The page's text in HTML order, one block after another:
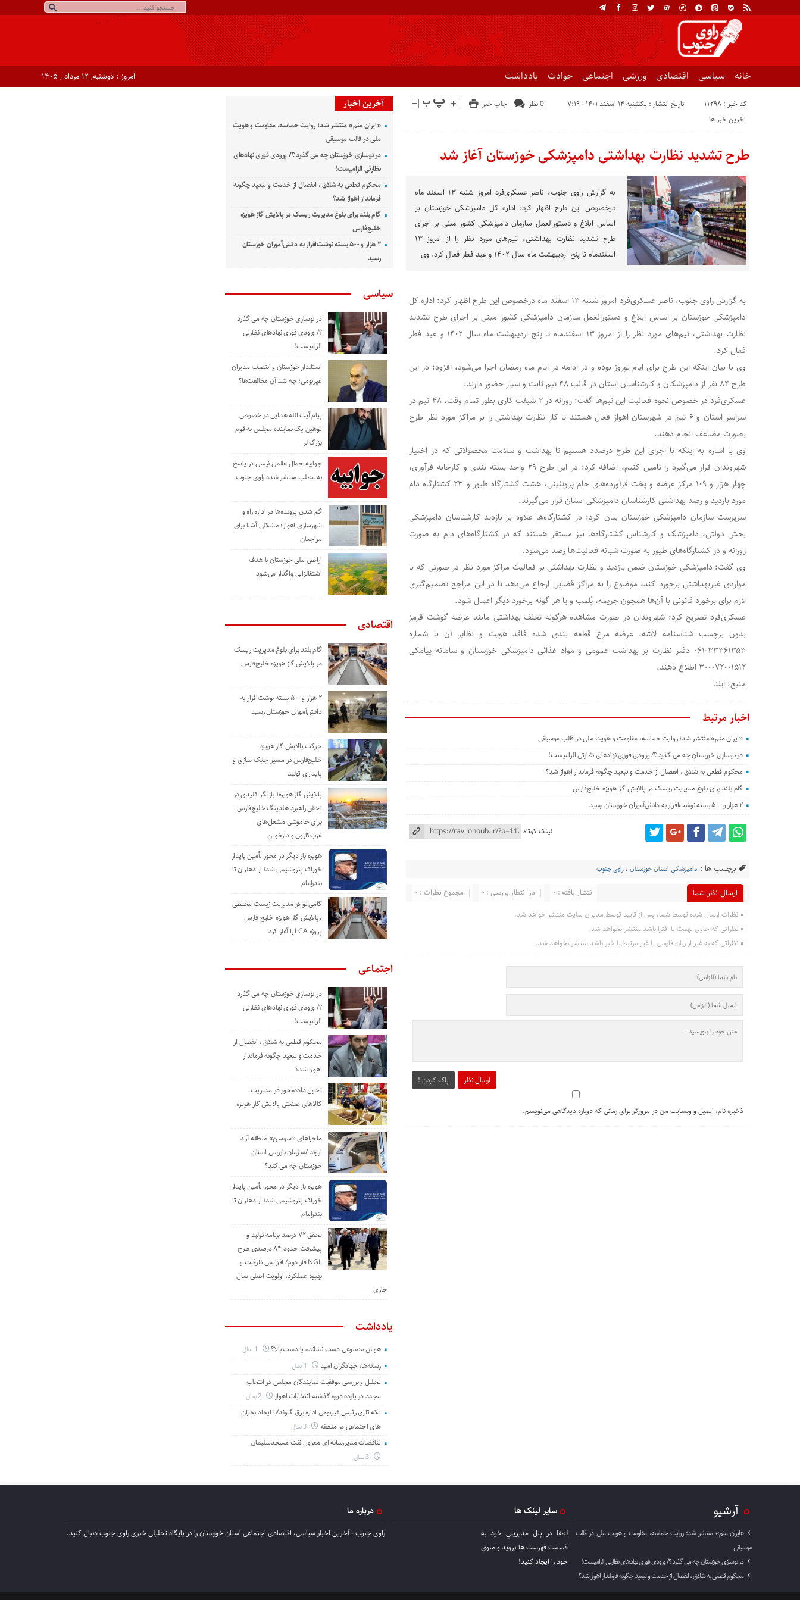
خانه سیاسی اقتصادی ورزشی اجتماعی حوادث یادداشت امروز : دوشنبه, ۱۲ مرداد , ۱۴۰۵
کد خبر : 11298 تاریخ انتشار : یکشنبه ۱۴ اسفند ۱۴۰۱ - ۷:۱۹ چاپ خبر
0 نظر
اخرین خبر ها
طرح تشدید نظارت بهداشتی دامپزشکی خوزستان آغاز شد
به گزارش راوی جنوب، ناصر عسکری‌فرد امروز شنبه ۱۳ اسفند ماه
درخصوص این طرح اظهار کرد: اداره کل دامپزشکی خوزستان بر
اساس ابلاغ و دستورالعمل سازمان دامپزشکی کشور مبنی بر اجرای
طرح تشدید نظارت بهداشتی، تیم‌های مورد نظر را از امروز ۱۳
اسفندماه تا پنج اردیبهشت ماه سال ۱۴۰۲ و عید فطر فعال کرد. وی
به گزارش راوی جنوب، ناصر عسکری‌فرد امروز شنبه ۱۳ اسفند ماه درخصوص این طرح اظهار کرد: اداره کل
دامپزشکی خوزستان بر اساس ابلاغ و دستورالعمل سازمان دامپزشکی کشور مبنی بر اجرای طرح تشدید
نظارت بهداشتی، تیم‌های مورد نظر را از امروز ۱۳ اسفندماه تا پنج اردیبهشت ماه سال ۱۴۰۲ و عید فطر
فعال کرد.
وی با بیان اینکه این طرح برای ایام نوروز بوده و در ادامه در ایام ماه رمضان اجرا می‌شود، افزود: در این
طرح ۸۴ نفر از دامپزشکان و کارشناسان استان در قالب ۴۸ تیم ثابت و سیار حضور دارند.
عسکری‌فرد در خصوص نحوه فعالیت این تیم‌ها گفت: روزانه در ۲ شیفت کاری بطور تمام وقت، ۴۸ تیم در
سراسر استان و ۶ تیم در شهرستان اهواز فعال هستند تا کار نظارت بهداشتی را بر مراکز مورد نظر طرح
بصورت مضاعف انجام دهند.
وی با اشاره به اینکه با اجرای این طرح درصدد هستیم تا بهداشت و سلامت محصولاتی که در اختیار
شهروندان قرار می‌گیرد را تامین کنیم، اضافه کرد: در این طرح ۲۹ واحد بسته بندی و کارخانه فرآوری،
چهار هزار و ۱۰۹ مرکز عرضه و پخت فرآورده‌های خام پروتئینی، هشت کشتارگاه طیور و ۲۳ کشتارگاه دام
مورد بازدید و رصد بهداشتی کارشناسان دامپزشکی استان قرار می‌گیرند.
سرپرست سازمان دامپزشکی خوزستان بیان کرد: در کشتارگاه‌ها علاوه بر بازدید کارشناسان دامپزشکی
بخش دولتی، دامپزشک و کارشناس کشتارگاه‌ها نیز مستقر هستند که در کشتارگاه‌های دام به صورت
روزانه و در کشتارگاه‌های طیور به صورت شبانه فعالیت‌ها رصد می‌شود.
وی گفت: دامپزشکی خوزستان ضمن بازدید و نظارت بهداشتی بر فعالیت مراکز مورد نظر در صورتی که با
مواردی غیربهداشتی برخورد کند، موضوع را به مراکز قضایی ارجاع می‌دهد تا در این مراجع تصمیم‌گیری
لازم برای برخورد قانونی با آن‌ها همچون جریمه، پُلمب و یا هر گونه برخورد دیگر اعمال شود.
عسکری‌فرد تصریح کرد: شهروندان در صورت مشاهده هرگونه تخلف بهداشتی مانند عرضه گوشت قرمز
بدون برچسب شناسنامه لاشه، عرضه مرغ قطعه بندی شده فاقد هویت و نظایر آن با شماره
۳۳۳۶۱۳۵۳-۰۶۱ دفتر نظارت بر بهداشت عمومی و مواد غذائی دامپزشکی خوزستان و سامانه پیامکی
۳۰۰۰۷۲۰۰۱۵۱۲ اطلاع دهند.
منبع: ایلنا
اخبار مرتبط
«ایران منم» منتشر شد؛ روایت حماسه، مقاومت و هویت ملی در قالب موسیقی
در نوسازی خوزستان چه می گذرد ؟/ ورودی فوری نهادهای نظارتی الزامیست!
محکوم قطعی به شلاق ، انفصال از خدمت و تبعید چگونه فرماندار اهواز شد؟
گام بلند برای بلوغ مدیریت ریسک در پالایش گاز هویزه خلیج‌فارس
۲ هزار و ۵۰۰ بسته نوشت‌افزار به دانش‌آموزان خوزستان رسید
لینک کوتاه
برچسب ها : دامپزشکی استان خوزستان ،راوی جنوب
ارسال نظر شما مجموع نظرات : 0 در انتظار بررسی : 0 انتشار یافته : 0
نظرات ارسال شده توسط شما، پس از تایید توسط مدیران سایت منتشر خواهد شد.
نظراتی که حاوی تهمت یا افترا باشد منتشر نخواهد شد.
نظراتی که به غیر از زبان فارسی یا غیر مرتبط با خبر باشد منتشر نخواهد شد.
ارسال نظر پاک کردن !
ذخیره نام، ایمیل و وبسایت من در مرورگر برای زمانی که دوباره دیدگاهی می‌نویسم.
آخرین اخبار
«ایران منم» منتشر شد؛ روایت حماسه، مقاومت و هویت
ملی در قالب موسیقی
در نوسازی خوزستان چه می گذرد ؟/ ورودی فوری نهادهای
نظارتی الزامیست!
محکوم قطعی به شلاق ، انفصال از خدمت و تبعید چگونه
فرماندار اهواز شد؟
گام بلند برای بلوغ مدیریت ریسک در پالایش گاز هویزه
خلیج‌فارس
۲ هزار و ۵۰۰ بسته نوشت‌افزار به دانش‌آموزان خوزستان
رسید
سیاسی
در نوسازی خوزستان چه می گذرد
؟/ ورودی فوری نهادهای نظارتی
الزامیست!
استاندار خوزستان و انتصاب مدیران
غیربومی؛ چه شد آن مخالفت‌ها؟
پیام آیت الله هدایی در خصوص
توهین یک نماینده مجلس به قوم
بزرگ لر
جوابیه جمال عالمی نیسی در پاسخ
به مطلب منتشر شده راوی جنوب
گم شدن پرونده‌ها در اداره راه و
شهرسازی اهواز؛ مشکلی آشنا برای
مراجعان
اراضی ملی خوزستان با هدف
اشتغالزایی واگذار می‌شود
اقتصادی
گام بلند برای بلوغ مدیریت ریسک
در پالایش گاز هویزه خلیج‌فارس
۲ هزار و ۵۰۰ بسته نوشت‌افزار به
دانش‌آموزان خوزستان رسید
حرکت پالایش گاز هویزه
خلیج‌فارس در مسیر چابک سازی و
پایداری تولید
پالایش گاز هویزه؛ بازیگر کلیدی در
تحقق راهبرد هلدینگ خلیج‌فارس
برای خاموشی مشعل‌های
غرب‌کارون و دارخوین
هویزه بار دیگر در محور تأمین پایدار
خوراک پتروشیمی شد؛ از دهلران تا
بندرامام
گامی نو در مدیریت زیست ‌محیطی
٫پالایش گاز هویزه خلیج ‌فارس
پروژه LCA را آغاز کرد
اجتماعی
در نوسازی خوزستان چه می گذرد
؟/ ورودی فوری نهادهای نظارتی
الزامیست!
محکوم قطعی به شلاق ، انفصال از
خدمت و تبعید چگونه فرماندار
اهواز شد؟
تحول داده‌محور در مدیریت
کالاهای صنعتی پالایش گاز هویزه
ماجراهای «سوسن» منطقه آزاد
اروند /سازمان بازرسی استان
خوزستان چه می کند؟
هویزه بار دیگر در محور تأمین پایدار
خوراک پتروشیمی شد؛ از دهلران تا
بندرامام
تحقق ۷۲ درصد برنامه تولید و
پیشرفت حدود ۸۴ درصدی طرح
NGL فاز دوم/ افزایش ظرفیت و
بهبود عملکرد، اولویت اصلی سال
جاری
یادداشت
هوش مصنوعی دست نشانده یا دست بالا؟
رسانه‌ها، جهادگران امید
تحلیل و بررسی موفقیت نمایندگان مجلس در انتخاب
مجدد در یازده دوره گذشته انتخابات اهواز
یکه تازی رئیس غیربومی اداره برق گتوند/با ایجاد بحران
های اجتماعی در منطقه
تناقضات مدیررسانه ای معزول نفت مسجدسلیمان
آرشیو
«ایران منم» منتشر شد؛ روایت حماسه، مقاومت و هویت ملی در قالب
موسیقی
در نوسازی خوزستان چه می گذرد ؟/ ورودی فوری نهادهای نظارتی الزامیست!
محکوم قطعی به شلاق ، انفصال از خدمت و تبعید چگونه فرماندار اهواز شد؟
سایر لینک ها
لطفا در پنل مديريتي خود به
قسمت فهرست ها برويد و منوي
خود را ايجاد كنيد!
درباره ما
راوی جنوب - آخرین اخبار سیاسی، اقتصادی اجتماعی استان خوزستان را در پایگاه تحلیلی خبری راوی جنوب دنبال کنید.